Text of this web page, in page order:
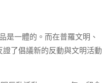
是一體的。而在普羅文明、
了倡議新的反動與文明活動